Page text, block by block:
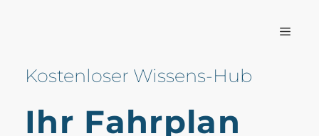
Kostenloser Wissens-Hub
Ihr Fahrplan